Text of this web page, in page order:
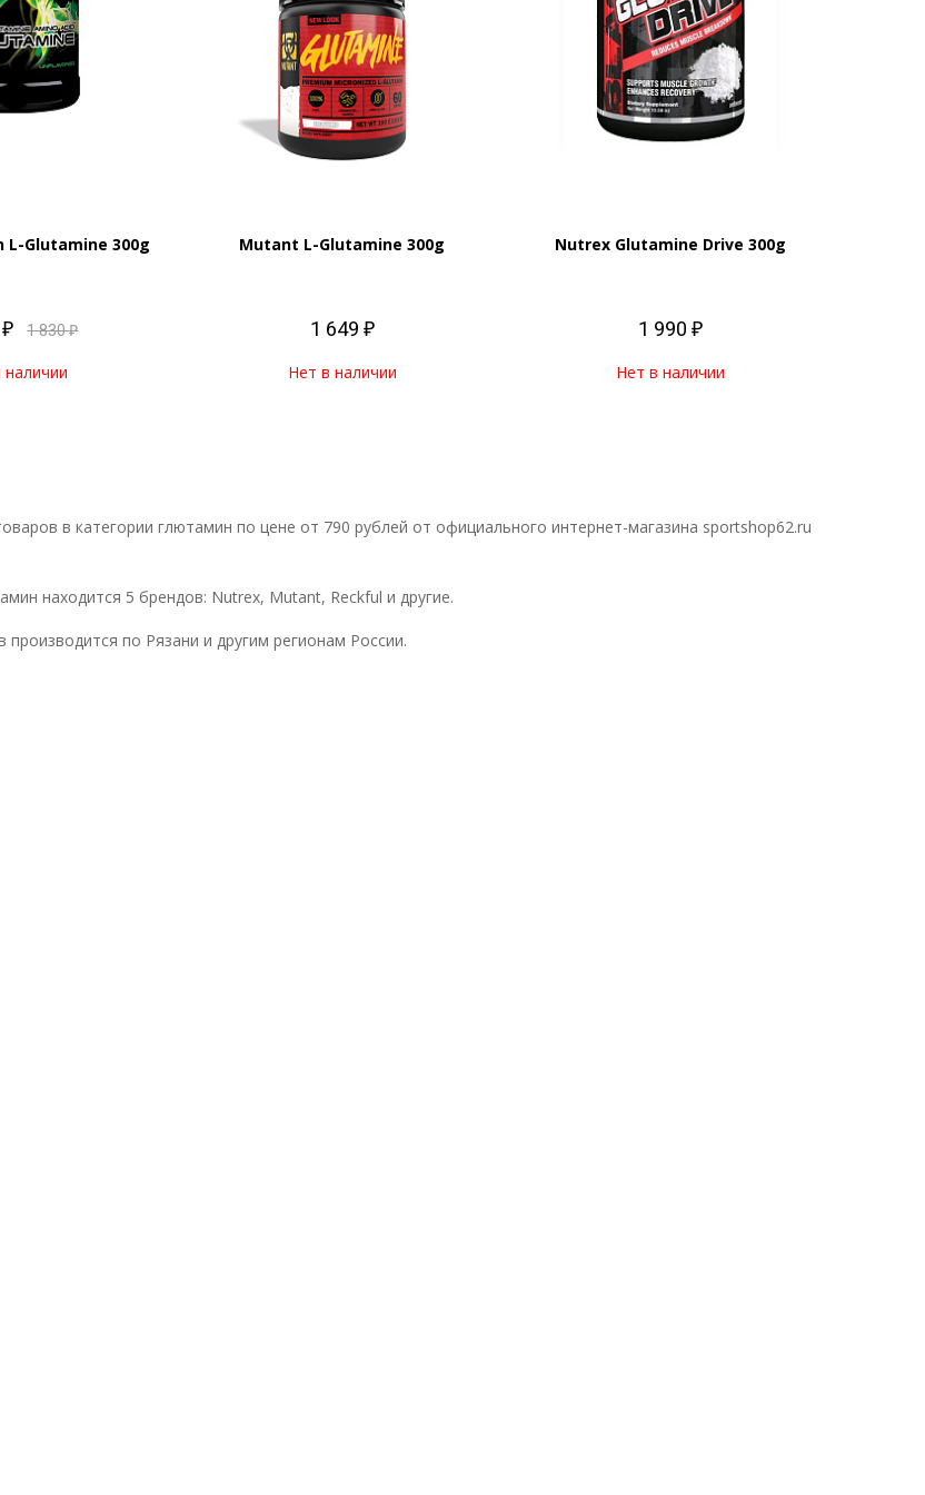
Glutamine 300g
1 830 ₽
наличии
Mutant L-Glutamine 300g
1 649 ₽
Нет в наличии
Nutrex Glutamine Drive 300g
1 990 ₽
Нет в наличии
в категории глютамин по цене от 790 рублей от официального интернет-магазина sportshop62.ru
находится 5 брендов: Nutrex, Mutant, Reckful и другие.
производится по Рязани и другим регионам России.